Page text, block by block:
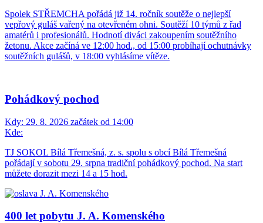
Spolek STŘEMCHA pořádá již 14. ročník soutěže o nejlepší
vepřový guláš vařený na otevřeném ohni. Soutěží 10 týmů z řad
amatérů i profesionálů. Hodnotí diváci zakoupením soutěžního
žetonu. Akce začíná ve 12:00 hod., od 15:00 probíhají ochutnávky
soutěžních gulášů, v 18:00 vyhlásíme vítěze.
Pohádkový pochod
Kdy: 29. 8. 2026 začátek od 14:00
Kde:
TJ SOKOL Bílá Třemešná, z. s. spolu s obcí Bílá Třemešná
pořádají v sobotu 29. srpna tradiční pohádkový pochod. Na start
můžete dorazit mezi 14 a 15 hod.
400 let pobytu J. A. Komenského